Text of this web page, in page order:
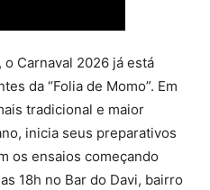
Carnaval 2026 já está
da “Folia de Momo”. Em
tradicional e maior
inicia seus preparativos
os ensaios começando
18h no Bar do Davi, bairro